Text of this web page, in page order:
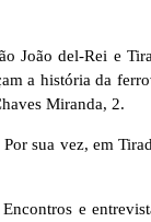
João del-Rei e
a história da
Miranda, 2.
sua vez, em
e